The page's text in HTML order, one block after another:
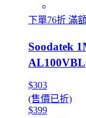
下單76折 滿
Soodatek
$303
(售價已折)
$399